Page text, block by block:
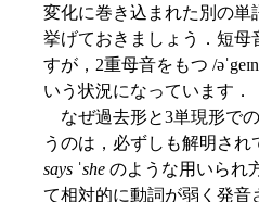
変化に巻き込まれた別の単
挙げておきましょう．短母
すが，2重母音をもつ /
いう状況になっています．
なぜ過去形と3単現形で
うのは，必ずしも解明され
says ˈshe のような用いられ
て相対的に動詞が弱く発音